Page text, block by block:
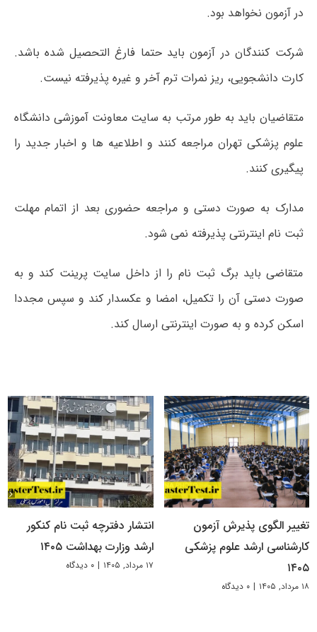
در آزمون نخواهد بود.
شرکت کنندگان در آزمون باید حتما فارغ التحصیل شده باشد.
کارت دانشجویی، ریز نمرات ترم آخر و غیره پذیرفته نیست.
متقاضیان باید به طور مرتب به سایت معاونت آموزشی دانشگاه
علوم پزشکی تهران مراجعه کنند و اطلاعیه ها و اخبار جدید را
پیگیری کنند.
مدارک به صورت دستی و مراجعه حضوری بعد از اتمام مهلت
ثبت نام اینترنتی پذیرفته نمی شود.
متقاضی باید برگ ثبت نام را از داخل سایت پرینت کند و به
صورت دستی آن را تکمیل، امضا و عکسدار کند و سپس مجددا
اسکن کرده و به صورت اینترنتی ارسال کند.
تغییر الگوی پذیرش آزمون
کارشناسی ارشد علوم پزشکی
۱۴۰۵
۱۸ مرداد, ۱۴۰۵ | ۰ دیدگاه
انتشار دفترچه ثبت نام کنکور
ارشد وزارت بهداشت ۱۴۰۵
۱۷ مرداد, ۱۴۰۵ | ۰ دیدگاه